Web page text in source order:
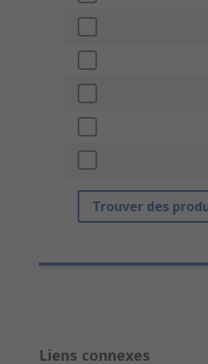
Trouver des
Liens connexes